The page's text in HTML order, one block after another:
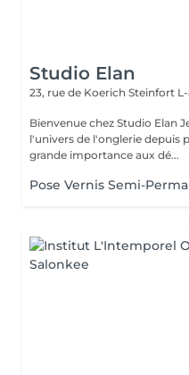
Studio Elan
23, rue de Koerich Steinfort
Bienvenue chez Studio Elan Je m'appelle Ana , passionnée par
l'univers de l'onglerie depuis
grande importance aux dé...
Pose Vernis Semi-